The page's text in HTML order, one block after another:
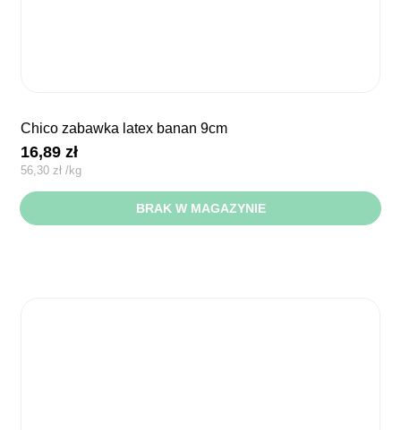
chico zabawka latex banan 9cm
16,89zł
56,30zł /kg
BRAK W MAGAZYNIE